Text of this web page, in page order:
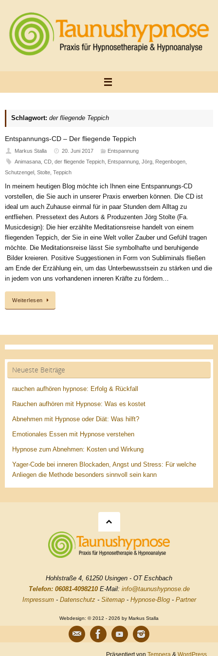
springen
Schlagwort: der fliegende Teppich
Entspannungs-CD – Der fliegende Teppich
Markus Stalla 20. Juni 2017
Entspannung
Animasana, CD, der fliegende Teppich, Entspannung, Jörg, Regenbogen,
Schutzengel Stolte Teppich
In meinem heutigen Blog möchte ich Ihnen eine Entspannungs-CD
vorstellen, die Sie auch in unserer Praxis erwerben können. Die CD ist
ideal um auch Zuhause einmal für in paar Stunden dem Alltag zu
entfliehen. Pressetext des Autors & Produzenten Jörg Stolte (Fa.
Musicdesign): Die hier erzählte Meditationsreise handelt von einem
fliegenden Teppich, der Sie in eine Welt voller Zauber und Gefühl tragen
möchte. Die Meditationsreise lässt Sie symbolhafte und beruhigende
Bilder kreieren. Positive Suggestionen in Form von Subliminals fließen
am Ende der Erzählung ein, um das Unterbewusstsein zu stärken und die
in jedem von uns vorhandenen inneren Kräfte zu fördern…
Weiterlesen
Neueste Beiträge
rauchen aufhören hypnose: Erfolg & Rückfall
Rauchen aufhören mit Hypnose: Was es kostet
Abnehmen mit Hypnose oder Diät: Was hilft?
Emotionales Essen mit Hypnose verstehen
Hypnose zum Abnehmen: Kosten und Wirkung
Yager-Code bei inneren Blockaden, Angst und Stress: Für welche
Anliegen die Methode besonders sinnvoll sein kann
Hohlstraße 4, 61250 Usingen - OT Eschbach
Telefon: 06081-4098210E-Mail: info@taunushypnose.de
Impressum- Datenschutz- Sitemap- Hypnose-Blog- Partner
Webdesign: © 2012 - 2026 by Markus Stalla
Präsentiert von Tempera & WordPress.